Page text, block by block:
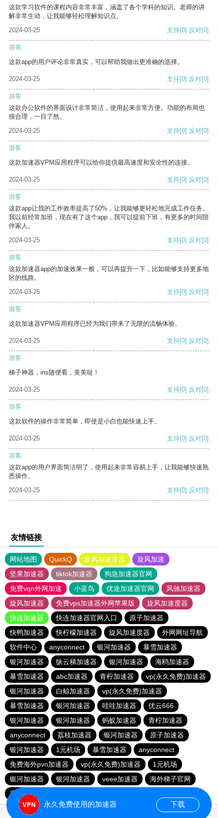
这款学习软件的课程内容非常丰富，涵盖了各个学科的知识。老师的讲
解非常生动，让我能够轻松理解知识点。
2024-03-25
支持[0] 反对[0]
游客
这款app的用户评论非常真实，可以帮助我做出更准确的选择。
2024-03-25 支持[0] 反对[0]
游客
这款办公软件的界面设计非常简洁，使用起来非常方便。功能的布局也
很合理，一目了然。
2024-03-25
支持[0] 反对[0]
游客
这款加速器VPM应用程序可以给你提供最高速度和安全性的连接。
2024-03-25 支持[0] 反对[0]
游客
这款app让我的工作效率提高了50%，让我能够更轻松地完成工作任务。
我以前经常加班，现在有了这个app，我可以提前下班，有更多的时间陪
伴家人。
2024-03-25
支持[0] 反对[0]
游客
这款加速器app的加速效果一般，可以再提升一下，比如能够支持更多地
区的线路。
2024-03-25
支持[0] 反对[0]
游客
这款加速器VPM应用程序已经为我们带来了无限的流畅体验。
2024-03-25 支持[0] 反对[0]
游客
梯子神器，ins随便看，美美哒！
2024-03-25 支持[0] 反对[0]
游客
这款软件的操作非常简单，即使是小白也能快速上手。
2024-03-25 支持[0] 反对[0]
游客
这款app的用户界面简洁明了，使用起来非常容易上手，让我能够快速熟
悉操作。
2024-03-25
支持[0] 反对[0]
友情链接
网站地图 QuickQ 旋风加速度器
旋风加速
坚果加速器
tiktok加速器
狗急加速器官网
免费vqn外网加速
小蓝鸟 优途加速器官网
风驰加速器
旋风加速器
免费vps加速器外网苹果版
旋风加速度器
快连加速器
快连加速器官网入口
原子加速器
快鸭加速器
快柠檬加速器 旋风加速度器
外网网址导航
软件中心
anyconnect 银河加速器
暴雪加速器
银河加速器
纵云梯加速器 银河加速器
海鸥加速器
暴雪加速器
abc加速器 青柠加速器
vp(永久免费)加速器
银河加速器
白鲸加速器
vp(永久免费)加速器
暴雪加速器
银河加速器 哇哇加速器
优云666
银河加速器
银河加速器 蚂蚁加速器
青柠加速器
anyconnect
荔枝加速器 银河加速器
原子加速器
银河加速器
1元机场 暴雪加速器
anyconnect
免费海外pvn加速器
vp(永久免费)加速器
1元机场
银河加速器
银河加速器 veee加速器
海外梯子官网
蜜蜂加速器
永久免费使用的加速器 下载